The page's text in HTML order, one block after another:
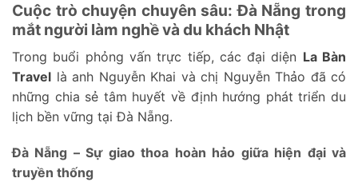
Cuộc trò chuyện chuyên sâu: Đà Nẵng trong
mắt người làm nghề và du khách Nhật
Trong buổi phỏng vấn trực tiếp, các đại diện La Bàn
Travel là anh Nguyễn Khai và chị Nguyễn Thảo đã có
những chia sẻ tâm huyết về định hướng phát triển du
lịch bền vững tại Đà Nẵng.
Đà Nẵng – Sự giao thoa hoàn hảo giữa hiện đại và
truyền thống